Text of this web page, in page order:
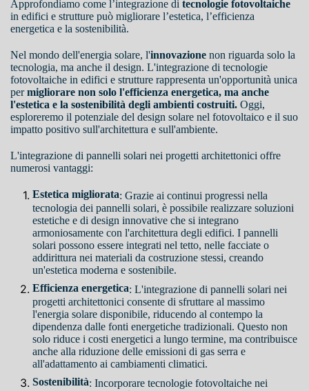
Approfondiamo come l’integrazione di tecnologie fotovoltaiche
in edifici e strutture può migliorare l’estetica, l’efficienza
energetica e la sostenibilità.
Nel mondo dell'energia solare, l'innovazione non riguarda solo la
tecnologia, ma anche il design. L'integrazione di tecnologie
fotovoltaiche in edifici e strutture rappresenta un'opportunità unica
permigliorare non solo l'efficienza energetica, ma anche
l'estetica e la sostenibilità degli ambienti costruiti. Oggi,
esploreremo il potenziale del design solare nel fotovoltaico e il suo
impatto positivo sull'architettura e sull'ambiente.
L'integrazione di pannelli solari nei progetti architettonici offre
numerosi vantaggi:
Estetica migliorata: Grazie ai continui progressi nella
tecnologia dei pannelli solari, è possibile realizzare soluzioni
estetiche e di design innovative che si integrano
armoniosamente con l'architettura degli edifici. I pannelli
solari possono essere integrati nel tetto, nelle facciate o
addirittura nei materiali da costruzione stessi, creando
un'estetica moderna e sostenibile.
Efficienza energetica: L'integrazione di pannelli solari nei
progetti architettonici consente di sfruttare al massimo
l'energia solare disponibile, riducendo al contempo la
dipendenza dalle fonti energetiche tradizionali. Questo non
solo riduce i costi energetici a lungo termine, ma contribuisce
anche alla riduzione delle emissioni di gas serra e
all'adattamento ai cambiamenti climatici.
Sostenibilità: Incorporare tecnologie fotovoltaiche nei